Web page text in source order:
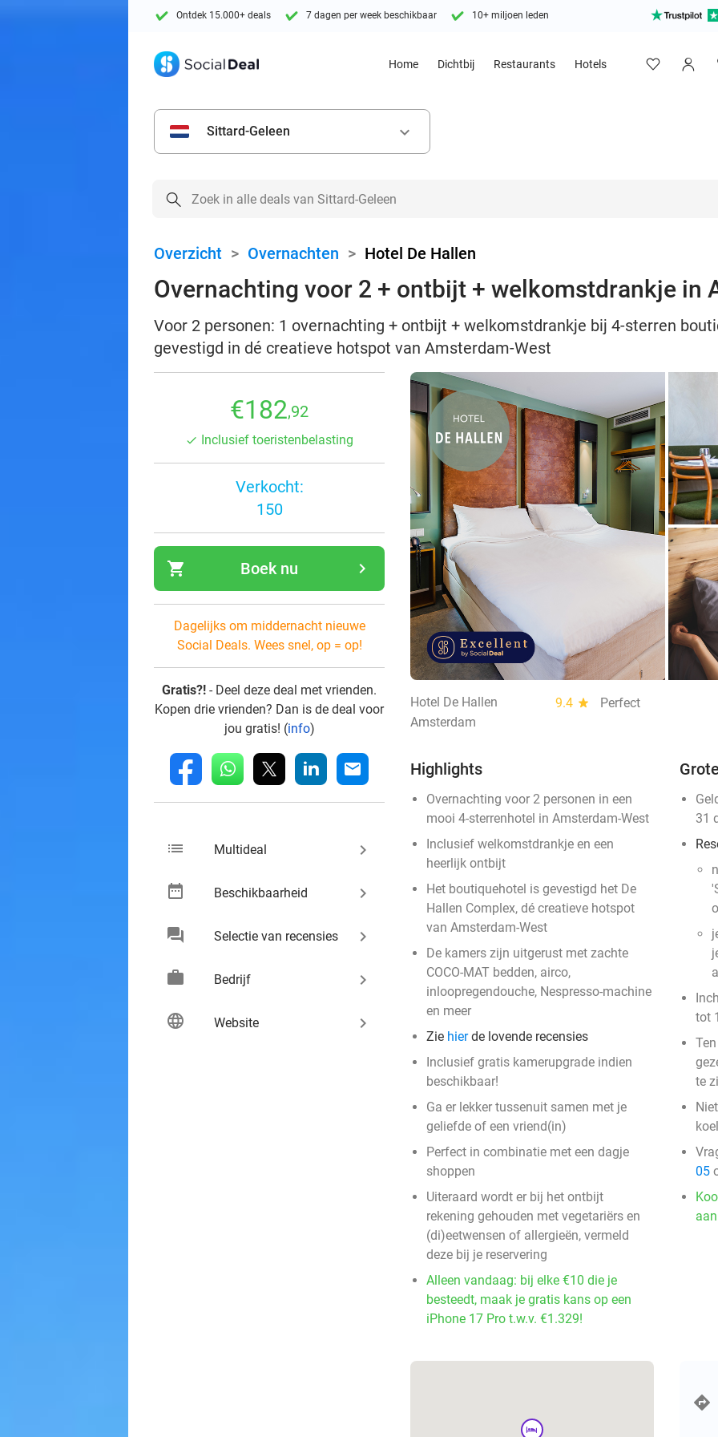
Ontdek 15.000+ deals 7 dagen per week beschikbaar 10+ miljoen leden
Home Dichtbij Restaurants Hotels
Sittard-Geleen keyboard_arrow_down
Overzicht > Overnachten > Hotel De Hallen
Overnachting voor 2 + ontbijt + welkomstdrankje in
Voor 2 personen: 1 overnachting + ontbijt + welkomstdrankje bij 4-sterren
gevestigd in dé creatieve hotspot van Amsterdam-West
€182,92
Inclusief toeristenbelasting
Verkocht:
150
shopping_cart navigate_next
Boek nu
Dagelijks om middernacht nieuwe
Social Deals. Wees snel, op = op!
Gratis?! - Deel deze deal met vrienden.
Kopen drie vrienden? Dan is de deal voor
jou gratis! (info)
fb whatsapp linkedin mail
list Multideal keyboard_arrow_right
date_range Beschikbaarheid keyboard_arrow_right
chat Selectie van recensies keyboard_arrow_right
work Bedrijf keyboard_arrow_right
language Website keyboard_arrow_right
Hotel De Hallen 9.4 star
Perfect
Amsterdam
Highlights
Overnachting voor 2 personen in een
mooi 4-sterrenhotel in Amsterdam-West
Inclusief welkomstdrankje en een
heerlijk ontbijt
Het boutiquehotel is gevestigd het De
Hallen Complex, dé creatieve hotspot
van Amsterdam-West
De kamers zijn uitgerust met zachte
COCO-MAT bedden, airco,
inloopregendouche, Nespresso-machine
en meer
Zie hierde lovende recensies
Inclusief gratis kamerupgrade indien
beschikbaar!
Ga er lekker tussenuit samen met je
geliefde of een vriend(in)
Perfect in combinatie met een dagje
shoppen
Uiteraard wordt er bij het ontbijt
rekening gehouden met vegetariërs en
(di)eetwensen of allergieën, vermeld
deze bij je reservering
Alleen vandaag: bij elke €10 die je
besteedt, maak je gratis kans op een
iPhone 17 Pro t.w.v. €1.329!
31
tot
te
05
hotel